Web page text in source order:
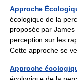
Approche
écologique de la
proposée par
perception sur les
Cette approche se
Approche